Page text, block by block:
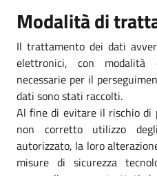
Modalità di
Il trattamento dei dati
elettronici, con modalità
necessarie per il
dati sono stati raccolti.
Al fine di evitare il rischio
non corretto utilizzo
autorizzato, la loro
misure di sicurezza